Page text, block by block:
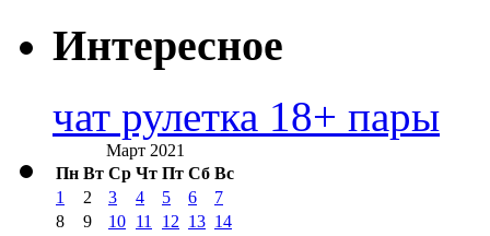
Интересное
чат рулетка 18+ пары
Март 2021
Пн Вт Ср Чт Пт Сб Вс
1 2 3 4 5 6
7
8
9 10 11 12 13 14